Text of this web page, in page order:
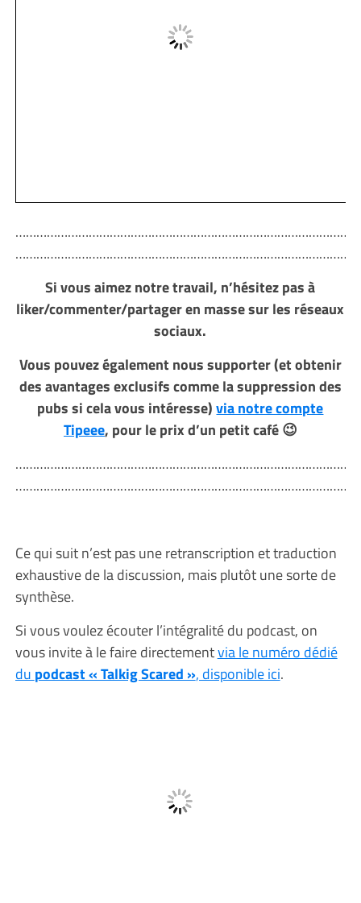
Si vous aimez notre travail, n’hésitez pas à
liker/commenter/partager en masse sur les réseaux
sociaux.
Vous pouvez également nous supporter (et obtenir
des avantages exclusifs comme la suppression des
pubs si cela vous intéresse)via notre compte
Tipeee, pour le prix d’un petit café 😉
Ce qui suit n’est pas une retranscription et traduction
exhaustive de la discussion, mais plutôt une sorte de
synthèse.
Si vous voulez écouter l’intégralité du podcast, on
vous invite à le faire directementvia le numéro dédié
du podcast « Talkig Scared », disponible ici.